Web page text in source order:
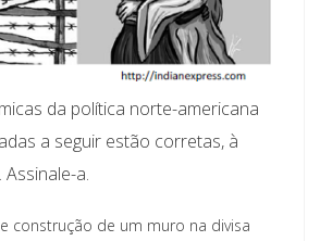
da política norte-americana
a seguir estão corretas, à
a.
construção de um muro na divisa